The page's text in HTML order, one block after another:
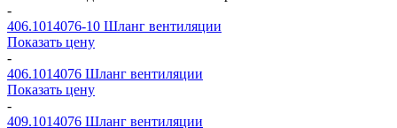
-
406.1014076-10 Шланг вентиляции
Показать цену
-
406.1014076 Шланг вентиляции
Показать цену
-
409.1014076 Шланг вентиляции